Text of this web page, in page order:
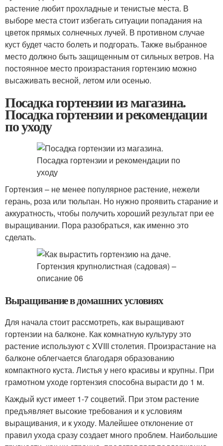
растение любит прохладные и тенистые места. В
выборе места стоит избегать ситуации попадания на
цветок прямых солнечных лучей. В противном случае
куст будет часто болеть и подгорать. Также выбранное
место должно быть защищенным от сильных ветров. На
постоянное место произрастания гортензию можно
высаживать весной, летом или осенью.
Посадка гортензии из магазина.
Посадка гортензии и рекомендации
по уходу
Гортензия – не менее популярное растение, нежели
герань, роза или тюльпан. Но нужно проявить старание и
аккуратность, чтобы получить хороший результат при ее
выращивании. Пора разобраться, как именно это
сделать.
Выращивание в домашних условиях
Для начала стоит рассмотреть, как выращивают
гортензии на балконе. Как комнатную культуру это
растение используют с XVIII столетия. Произрастание на
балконе облегчается благодаря образованию
компактного куста. Листья у него красивы и крупны. При
грамотном уходе гортензия способна вырасти до 1 м.
Каждый куст имеет 1-7 соцветий. При этом растение
предъявляет высокие требования и к условиям
выращивания, и к уходу. Малейшее отклонение от
правил ухода сразу создает много проблем. Наибольшие